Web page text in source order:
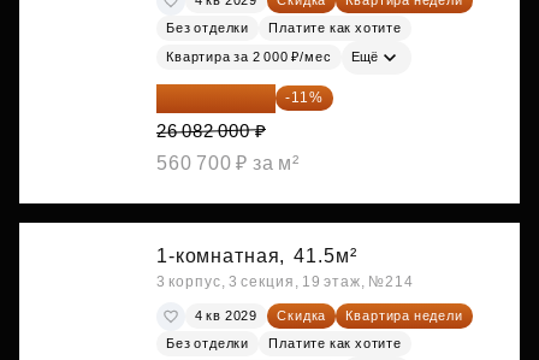
Без отделки
Платите как хотите
Квартира за 2 000 ₽/мес Ещё
23 212 980 ₽ -11%
26 082 000 ₽
560 700 ₽ за м²
1-комнатная, 41.5м²
3 корпус, 3 секция, 19 этаж, №214
4 кв 2029 Скидка
Квартира недели
Без отделки
Платите как хотите